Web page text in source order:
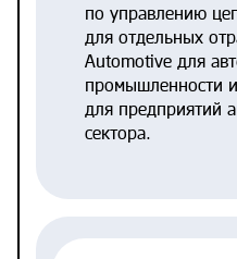
по управлению
для отдельных
Automotive для
промышленности
для предприятий
сектора.